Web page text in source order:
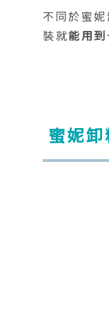
不同於蜜妮
裝就能用
蜜妮